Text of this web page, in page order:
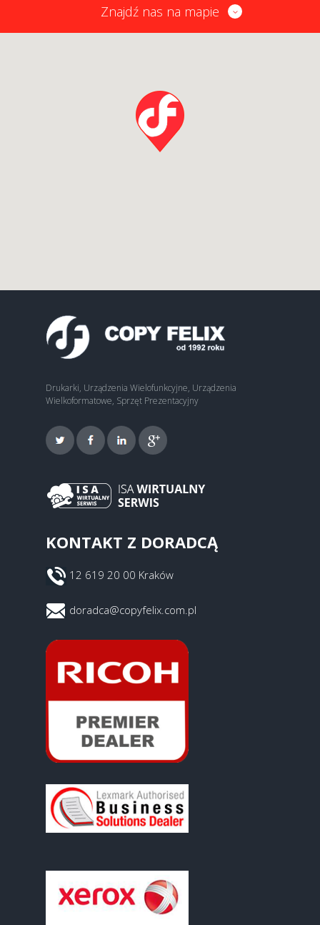
Znajdź nas na mapie
Drukarki, Urządzenia Wielofunkcyjne, Urządzenia
Wielkoformatowe, Sprzęt Prezentacyjny
KONTAKT Z DORADCĄ
12 619 20 00 Kraków
doradca@copyfelix.com.pl